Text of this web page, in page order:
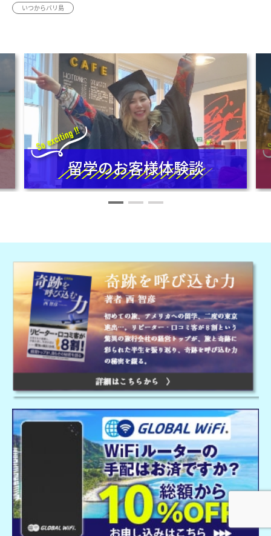
いつからバリ島
留学のお客様体験談